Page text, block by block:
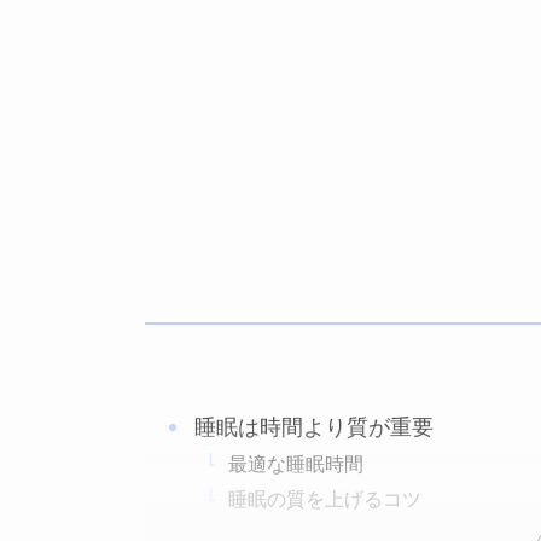
睡眠は時間より質が重要
最適な睡眠時間
睡眠の質を上げるコツ